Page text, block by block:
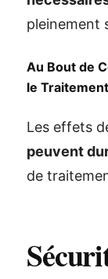
pleinement
Au Bout de
le
Les effets
peuvent
de